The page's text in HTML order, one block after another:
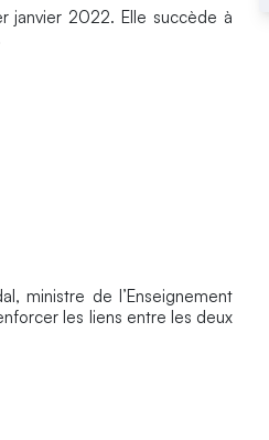
janvier 2022. Elle succède à
ministre de l’Enseignement
les liens entre les deux